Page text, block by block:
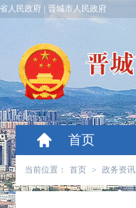
人民政府 晋城市人民政府
首页
当前位置： 首页 > 政务资讯